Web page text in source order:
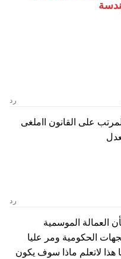
رد
على القانون ااملغى
رد
العمالة الموسمية
الحكومية ومر عليا
هذا لاتعلم ماذا سوف يكون